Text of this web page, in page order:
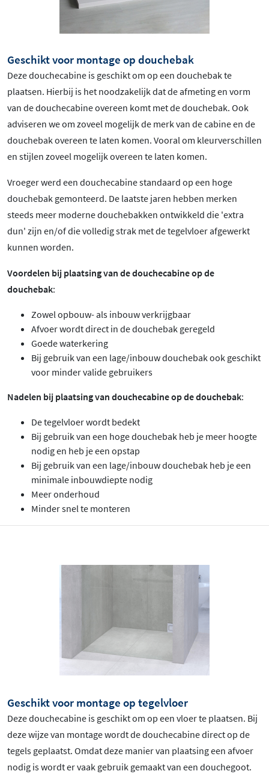
Geschikt voor montage op douchebak
Deze douchecabine is geschikt om op een douchebak te
plaatsen. Hierbij is het noodzakelijk dat de afmeting en vorm
van de douchecabine overeen komt met de douchebak. Ook
adviseren we om zoveel mogelijk de merk van de cabine en de
douchebak overeen te laten komen. Vooral om kleurverschillen
en stijlen zoveel mogelijk overeen te laten komen.
Vroeger werd een douchecabine standaard op een hoge
douchebak gemonteerd. De laatste jaren hebben merken
steeds meer moderne douchebakken ontwikkeld die 'extra
dun' zijn en/of die volledig strak met de tegelvloer afgewerkt
kunnen worden.
Voordelen bij plaatsing van de douchecabine op de
douchebak:
Zowel opbouw- als inbouw verkrijgbaar
Afvoer wordt direct in de douchebak geregeld
Goede waterkering
Bij gebruik van een lage/inbouw douchebak ook geschikt
voor minder valide gebruikers
Nadelen bij plaatsing van douchecabine op de douchebak:
De tegelvloer wordt bedekt
Bij gebruik van een hoge douchebak heb je meer hoogte
nodig en heb je een opstap
Bij gebruik van een lage/inbouw douchebak heb je een
minimale inbouwdiepte nodig
Meer onderhoud
Minder snel te monteren
Geschikt voor montage op tegelvloer
Deze douchecabine is geschikt om op een vloer te plaatsen. Bij
deze wijze van montage wordt de douchecabine direct op de
tegels geplaatst. Omdat deze manier van plaatsing een afvoer
nodig is wordt er vaak gebruik gemaakt van een douchegoot.